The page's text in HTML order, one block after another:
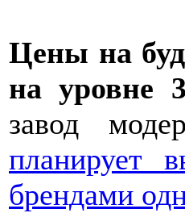
Цены на
на уровне
завод
планирует
брендами